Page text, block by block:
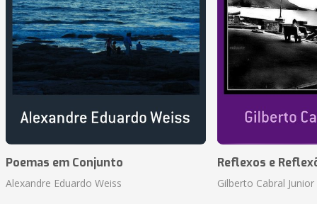
Poemas em Conjunto
Alexandre Eduardo Weiss
Reflexos e
Gilberto Cabral Junior